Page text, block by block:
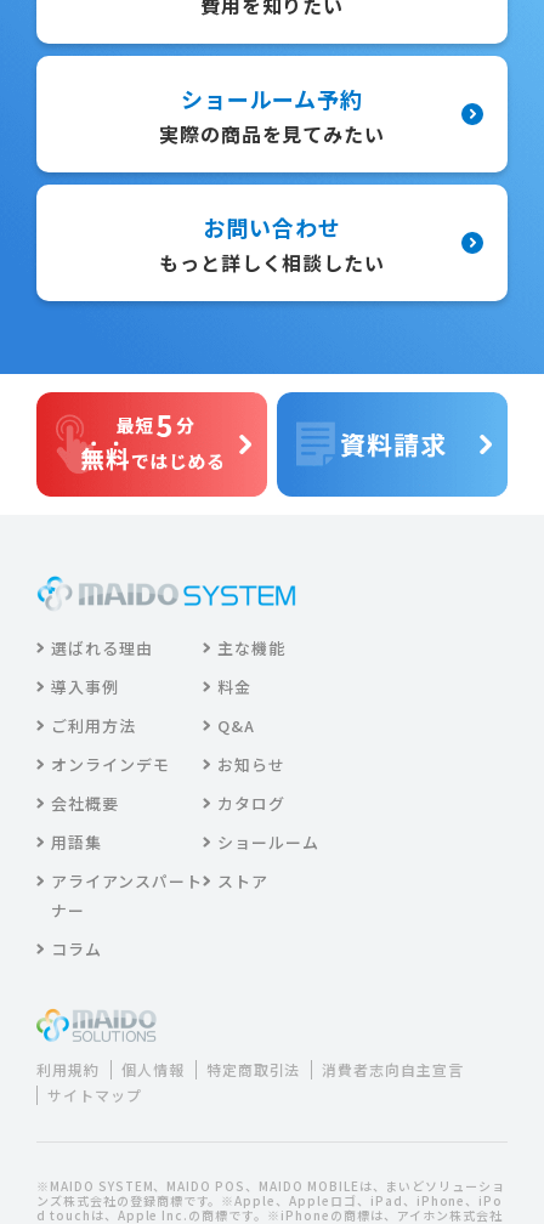
ショールーム予約
実際の商品を見てみたい
お問い合わせ
もっと詳しく相談したい
選ばれる理由
主な機能
導入事例
料金
ご利用方法
Q&A
オンラインデモ
お知らせ
会社概要
カタログ
用語集
ショールーム
アライアンスパート
ナー
ストア
コラム
利用規約 個人情報 特定商取引法
消費者志向自主宣言
サイトマップ
※MAIDO SYSTEM、MAIDO POS、MAIDO MOBILEは、まいどソリューショ
ンズ株式会社の登録商標です。※Apple、Appleロゴ、iPad、iPhone、iPo
d touchは、Apple Inc.の商標です。※iPhoneの商標は、アイホン株式会社